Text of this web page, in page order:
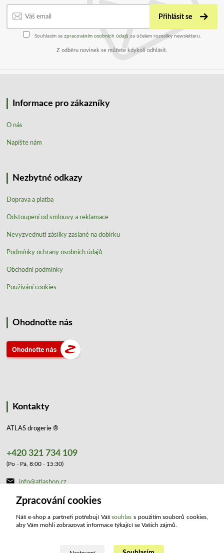
Přihlásit se
Souhlasím se zpracováním osobních údajů za účelem rozesílky newsletteru.
Z odběru novinek se můžete kdykoli odhlásit.
Informace pro zákazníky
O nás
Napište nám
Nezbytné odkazy
Doprava a platba
Odstoupení od smlouvy a reklamace
Nevyzvednutí zásilky zaslané na dobírku
Podmínky ochrany osobních údajů
Obchodní podmínky
Používání cookies
Ohodnoťte nás
Kontakty
ATLAS drogerie ®
+420 321 734 109
(Po - Pá, 8:00 - 15:30)
info@atlashop.cz
Zpracování cookies
Náš e-shop a partneři potřebují Vášsouhlas s použitím souborů cookies,
aby Vám mohli zobrazovat informace týkající se Vašich zájmů.